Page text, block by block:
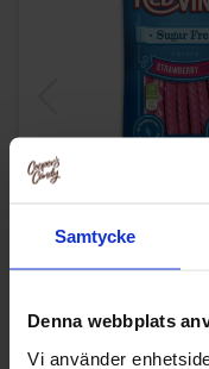
Samtycke
Denna webbplats
Vi använder
54.90
Køb